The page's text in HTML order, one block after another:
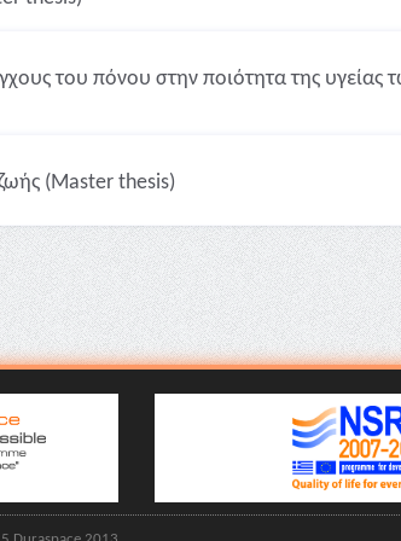
του πόνου στην ποιότητα της υγείας
(Master thesis)